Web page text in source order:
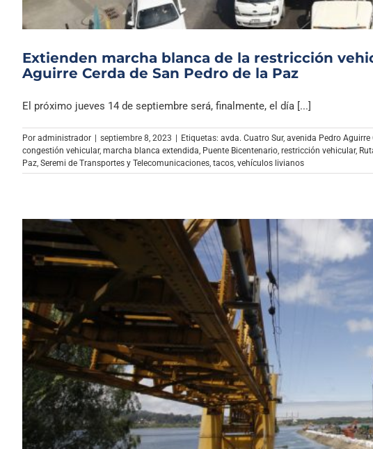
Extienden marcha blanca de la restricción
Aguirre Cerda de San Pedro de la Paz
El próximo jueves 14 de septiembre será, finalmente, el día [...]
Por administrador | septiembre 8, 2023 | Etiquetas: avda. Cuatro Sur, avenida Pedro Aguirre
congestión vehicular, marcha blanca extendida Puente Bicentenario restricción vehicular,
Paz Seremi de Transportes y Telecomunicaciones tacos vehículos livianos